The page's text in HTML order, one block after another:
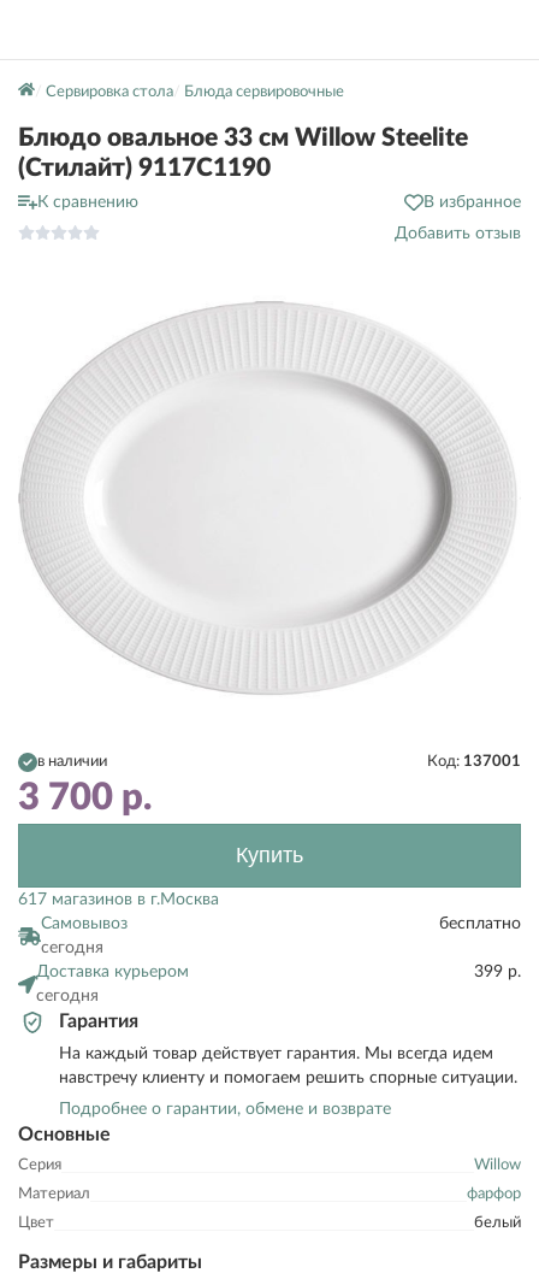
Сервировка стола Блюда сервировочные
Блюдо овальное 33 см Willow Steelite
(Стилайт) 9117C1190
К сравнению
В избранное
Добавить отзыв
Основные
Серия
Willow
Материал
фарфор
Цвет
белый
Размеры и габариты
в наличии Код: 137001
3 700 р.
Купить
617 магазинов в г.Москва
Самовывоз
сегодня
бесплатно
Доставка курьером
сегодня
399 р.
Гарантия
На каждый товар действует гарантия. Мы всегда идем
навстречу клиенту и помогаем решить спорные ситуации.
Подробнее о гарантии, обмене и возврате